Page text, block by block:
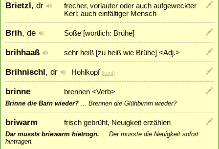
Brietzl, dr
frecher, vorlauter oder auch aufgeweckter
Kerl; auch einfältiger Mensch
Brih, de Soße [wörtlich: Brühe]
brihhaaß sehr heiß [zu heiß wie Brühe] <Adj.>
Brihnischl, dr Hohlkopf [kopf]
brinne brennen <Verb>
Brinne die Barn wieder? ... Brennen die Glühbirnrn wieder?
briwarm frisch gebrüht, Neuigkeit erzählen
Dar mussts briewarm hietrogn. ... Der musste die Neuigkeit sofort
hintragen.